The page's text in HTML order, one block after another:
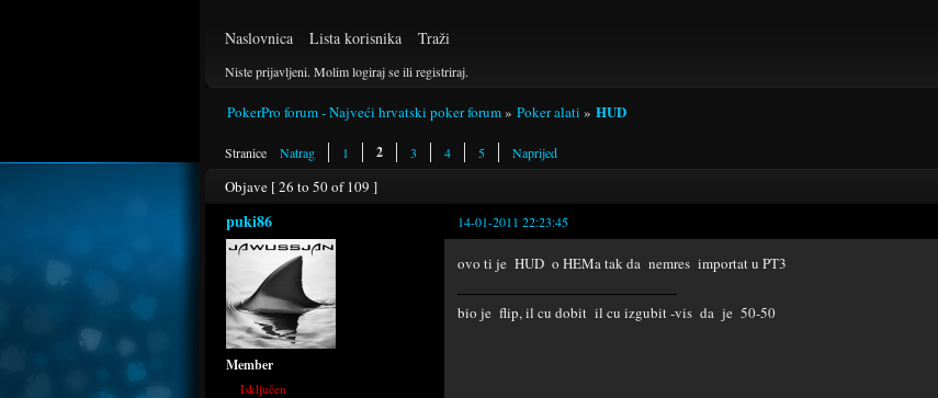
Naslovnica Lista korisnika Traži
Niste prijavljeni. Molim logiraj se ili registriraj.
PokerPro forum - Najveći hrvatski poker forum» Poker alati » HUD
Stranice Natrag 1 2 3 4 5 Naprijed
Objave [ 26 to 50 of 109 ]
puki86 14-01-2011 22:23:45
Member
Isključen
ovo ti je HUD o HEMa tak da nemres importat u PT3
bio je flip, il cu dobit il cu izgubit -vis da je 50-50